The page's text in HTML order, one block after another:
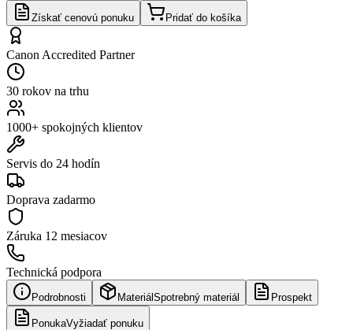
Získať cenovú ponuku Pridať do košíka
Canon Accredited Partner
30 rokov na trhu
1000+ spokojných klientov
Servis do 24 hodín
Doprava zadarmo
Záruka 12 mesiacov
Technická podpora
Podrobnosti Materiál Spotrebný materiál Prospekt
PonukaVyžiadať ponuku